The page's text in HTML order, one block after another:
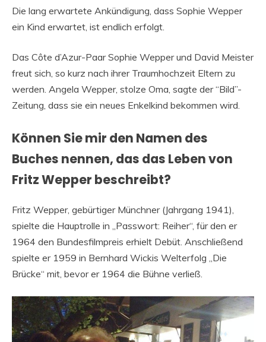
Die lang erwartete Ankündigung, dass Sophie Wepper
ein Kind erwartet, ist endlich erfolgt.
Das Côte d’Azur-Paar Sophie Wepper und David Meister
freut sich, so kurz nach ihrer Traumhochzeit Eltern zu
werden. Angela Wepper, stolze Oma, sagte der “Bild”-
Zeitung, dass sie ein neues Enkelkind bekommen wird.
Können Sie mir den Namen des
Buches nennen, das das Leben von
Fritz Wepper beschreibt?
Fritz Wepper, gebürtiger Münchner (Jahrgang 1941),
spielte die Hauptrolle in „Passwort: Reiher“, für den er
1964 den Bundesfilmpreis erhielt Debüt. Anschließend
spielte er 1959 in Bernhard Wickis Welterfolg „Die
Brücke“ mit, bevor er 1964 die Bühne verließ.